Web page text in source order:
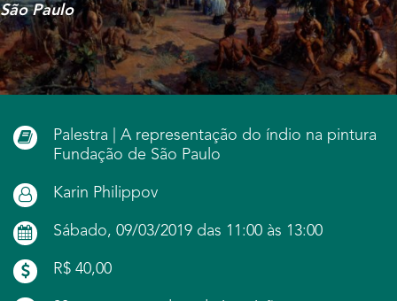
São Paulo
Palestra | A representação do índio na pintura
Fundação de São Paulo
Karin Philippov
Sábado, 09/03/2019 das 11:00 às 13:00
R$ 40,00